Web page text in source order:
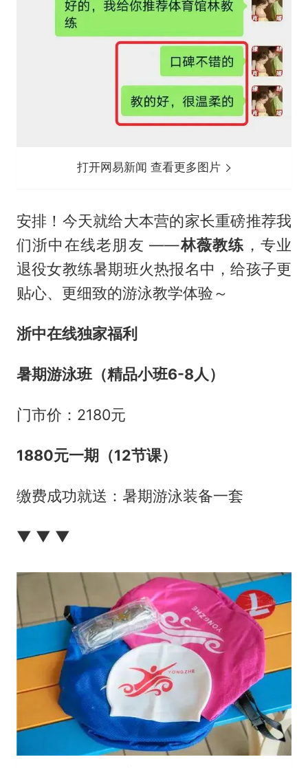
打开网易新闻 查看更多图片
安排！今天就给大本营的家长重磅推荐我
们浙中在线老朋友 ——林薇教练 ，专业
退役女教练暑期班火热报名中，给孩子更
贴心、更细致的游泳教学体验～
浙中在线独家福利
暑期游泳班（精品小班6-8人）
门市价：2180元
1880元一期（12节课）
缴费成功就送：暑期游泳装备一套
▼‌‌ ▼‌‌ ▼‌‌